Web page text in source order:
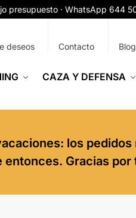
presupuesto · WhatsApp 644
deseos Contacto Blog
CAZA Y DEFENSA
los
entonces. Gracias por